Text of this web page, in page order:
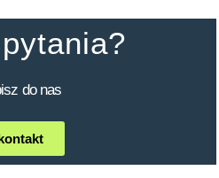
do nas